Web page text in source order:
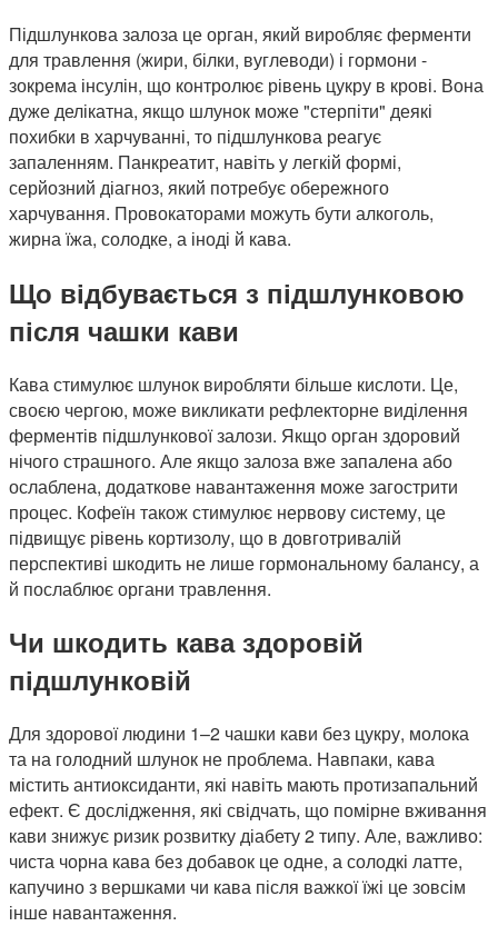
Підшлункова залоза це орган, який виробляє ферменти
для травлення (жири, білки, вуглеводи) і гормони -
зокрема інсулін, що контролює рівень цукру в крові. Вона
дуже делікатна, якщо шлунок може "стерпіти" деякі
похибки в харчуванні, то підшлункова реагує
запаленням. Панкреатит, навіть у легкій формі,
серйозний діагноз, який потребує обережного
харчування. Провокаторами можуть бути алкоголь,
жирна їжа, солодке, а іноді й кава.
Що відбувається з підшлунковою
після чашки кави
Кава стимулює шлунок виробляти більше кислоти. Це,
своєю чергою, може викликати рефлекторне виділення
ферментів підшлункової залози. Якщо орган здоровий
нічого страшного. Але якщо залоза вже запалена або
ослаблена, додаткове навантаження може загострити
процес. Кофеїн також стимулює нервову систему, це
підвищує рівень кортизолу, що в довготривалій
перспективі шкодить не лише гормональному балансу, а
й послаблює органи травлення.
Чи шкодить кава здоровій
підшлунковій
Для здорової людини 1–2 чашки кави без цукру, молока
та на голодний шлунок не проблема. Навпаки, кава
містить антиоксиданти, які навіть мають протизапальний
ефект. Є дослідження, які свідчать, що помірне вживання
кави знижує ризик розвитку діабету 2 типу. Але, важливо:
чиста чорна кава без добавок це одне, а солодкі латте,
капучино з вершками чи кава після важкої їжі це зовсім
інше навантаження.